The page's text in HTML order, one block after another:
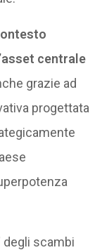
centrale
grazie ad
progettata
degli scambi